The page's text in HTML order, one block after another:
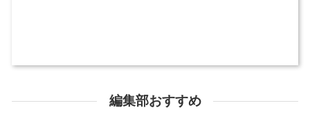
編集部おすすめ